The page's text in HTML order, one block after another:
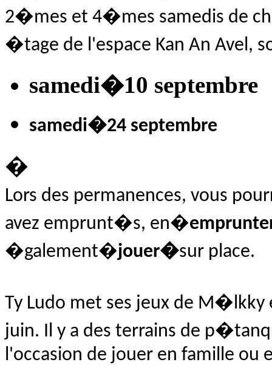
2�mes et 4�mes samedis de
�tage de l'espace Kan An Avel,
samedi�10 septembre
samedi�24 septembre
�
Lors des permanences, vous
avez emprunt�s, en�
�galement�jouer�sur place.
Ty Ludo met ses jeux de
juin. Il y a des terrains de
l'occasion de jouer en famille ou